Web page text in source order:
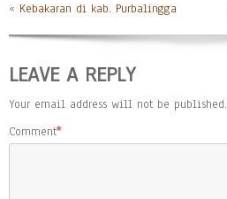
« Kebakaran di kab. Purbalingga
LEAVE A REPLY
Your email address will not be published.
Comment*